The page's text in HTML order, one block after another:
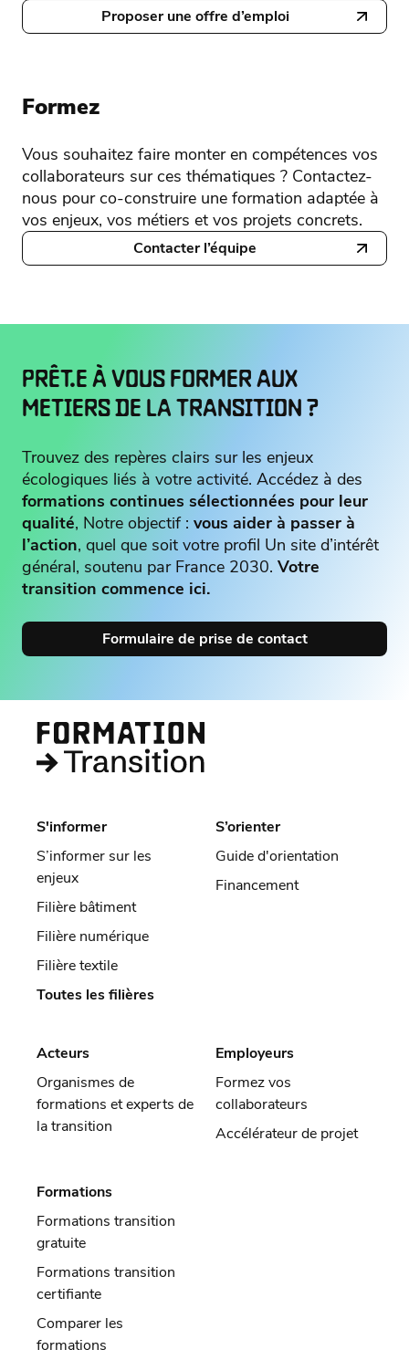
Proposer une offre d’emploi
Formez
Vous souhaitez faire monter en compétences vos
collaborateurs sur ces thématiques ? Contactez-
nous pour co-construire une formation adaptée à
vos enjeux, vos métiers et vos projets concrets.
Contacter l’équipe
PRÊT.E À VOUS FORMER AUX
METIERS DE LA TRANSITION ?
Trouvez des repères clairs sur les enjeux
écologiques liés à votre activité. Accédez à des
formations continues sélectionnées pour leur
qualité, Notre objectif : vous aider à passer à
l’action, quel que soit votre profil Un site d’intérêt
général, soutenu par France 2030. Votre
transition commence ici.
Formulaire de prise de contact
S'informer
S’informer sur les
enjeux
Filière bâtiment
Filière numérique
Filière textile
Toutes les filières
S’orienter
Guide d'orientation
Financement
Acteurs
Organismes de
formations et experts de
la transition
Employeurs
Formez vos
collaborateurs
Accélérateur de projet
Formations
Formations transition
gratuite
Formations transition
certifiante
Comparer les
formations